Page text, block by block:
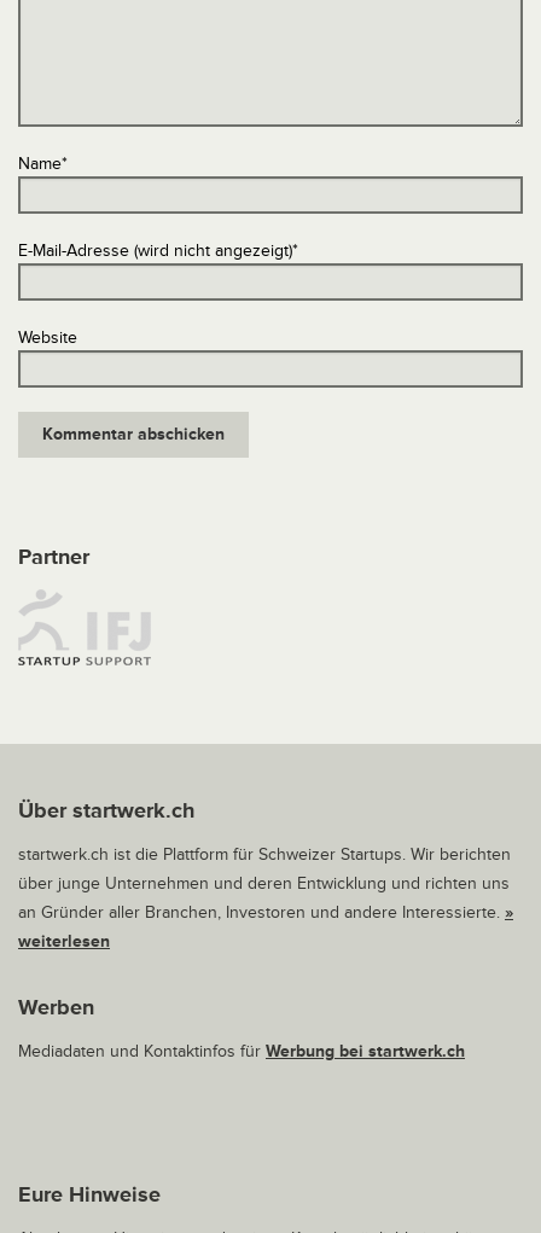
Name*
E-Mail-Adresse (wird nicht angezeigt)*
Website
Partner
Über startwerk.ch
startwerk.ch ist die Plattform für Schweizer Startups. Wir berichten
über junge Unternehmen und deren Entwicklung und richten uns
an Gründer aller Branchen, Investoren und andere Interessierte. »
weiterlesen
Werben
Mediadaten und Kontaktinfos für Werbung bei startwerk.ch
Eure Hinweise